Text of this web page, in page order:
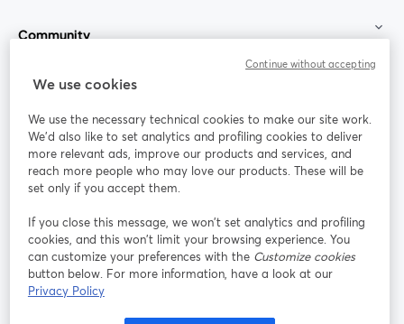
Community
StreamYard für
Mitmachen
Webinar Facebook
wird in einem neuen Tab geöffnet
X (Twitter)
wird in einem neuen Tab geöffnet
Nutzungsbedingungen
We use cookies
We use the necessary technical cookies to make our site work.
We'd also like to set analytics and profiling cookies to deliver
more relevant ads, improve our products and services, and
reach more people who may love our products. These will be
set only if you accept them.
If you close this message, we won’t set analytics and profiling
cookies, and this won’t limit your browsing experience. You
can customize your preferences with the Customize cookies
button below. For more information, have a look at our
Privacy Policy
Continue without accepting